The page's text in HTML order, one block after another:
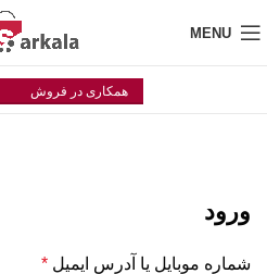
MENU
همکاری در فروش
ورود
شماره موبایل یا آدرس ایمیل *